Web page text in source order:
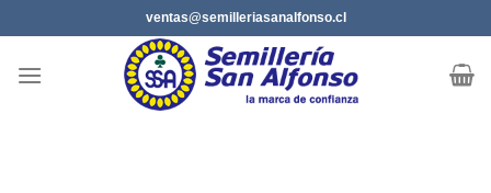
al
contenido
ventas@semilleriasanalfonso.cl